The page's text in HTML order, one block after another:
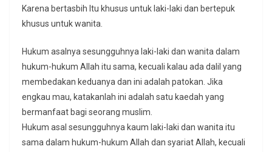
Karena bertasbih Itu khusus untuk laki-laki dan bertepuk
khusus untuk wanita.
Hukum asalnya sesungguhnya laki-laki dan wanita dalam
hukum-hukum Allah itu sama, kecuali kalau ada dalil yang
membedakan keduanya dan ini adalah patokan. Jika
engkau mau, katakanlah ini adalah satu kaedah yang
bermanfaat bagi seorang muslim.
Hukum asal sesungguhnya kaum laki-laki dan wanita itu
sama dalam hukum-hukum Allah dan syariat Allah, kecuali